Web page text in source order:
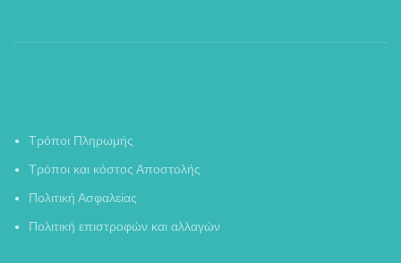
Τρόποι Πληρωμής
Τρόποι και κόστος Αποστολής
Πολιτική Ασφαλείας
Πολιτική επιστροφών και αλλαγών